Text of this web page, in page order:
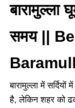
समय ||
बारामुल्ला में
है, लेकिन शहर को